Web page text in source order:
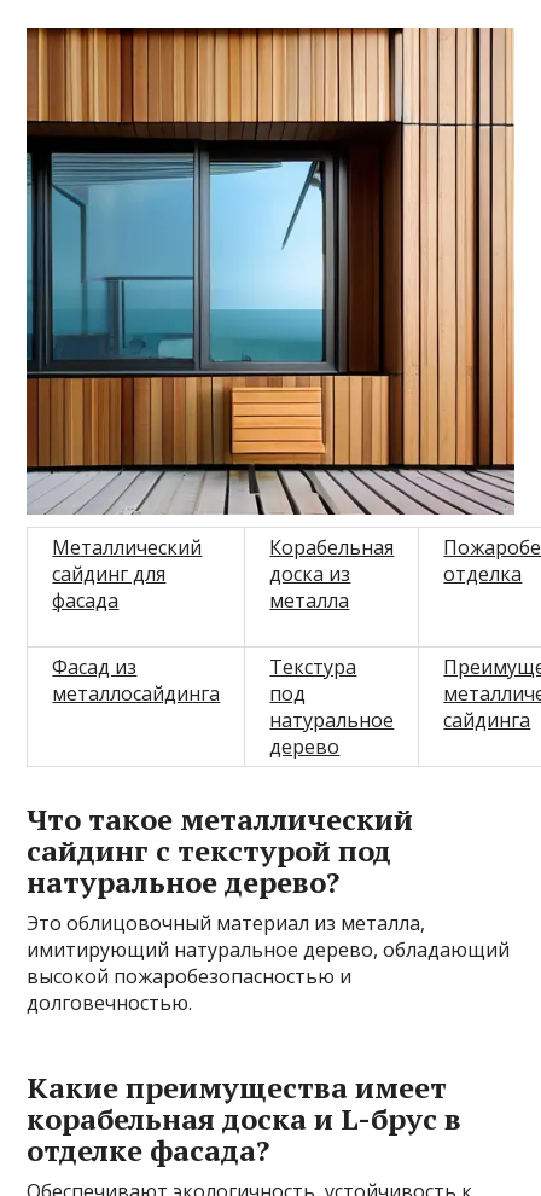
Металлический
сайдинг для
фасада
Корабельная
доска из
металла
отделка
Фасад из
металлосайдинга
Текстура
под
натуральное
дерево
сайдинга
Что такое металлический
сайдинг с текстурой под
натуральное дерево?
Это облицовочный материал из металла,
имитирующий натуральное дерево, обладающий
высокой пожаробезопасностью и
долговечностью.
Какие преимущества имеет
корабельная доска и L-брус в
отделке фасада?